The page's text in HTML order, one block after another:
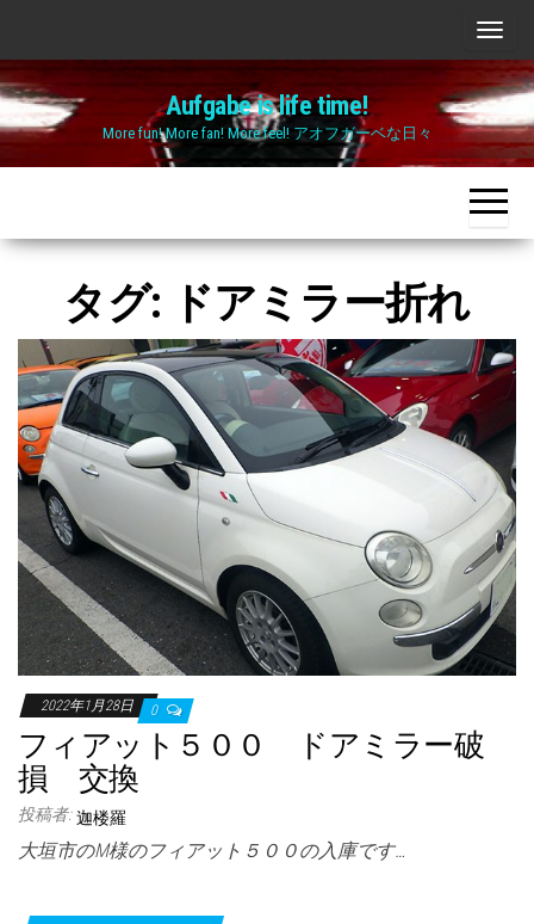
the
content
ナ
ビ
ゲ
ー
シ
ョ
ン
替
え
Aufgabe is life time!
More fun! More fan! More feel! アオフガーベな日々
タグ: ドアミラー折れ
2022年1月28日 0
フィアット５００ ドアミラー破
損 交換
投稿者: 迦楼羅
大垣市のM様のフィアット５００の入庫です…